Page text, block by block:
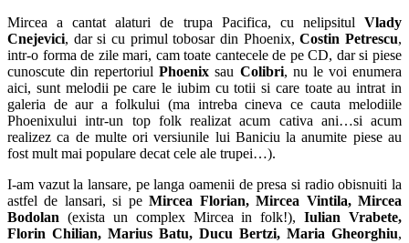
Mircea a cantat alaturi de trupa Pacifica, cu nelipsitul Vlady
Cnejevici, dar si cu primul tobosar din Phoenix,Costin Petrescu,
intr-o forma de zile mari, cam toate cantecele de pe CD, dar si piese
cunoscute din repertoriulPhoenix sau Colibri, nu le voi enumera
aici, sunt melodii pe care le iubim cu totii si care toate au intrat in
galeria de aur a folkului (ma intreba cineva ce cauta melodiile
Phoenixului intr-un top folk realizat acum cativa ani…si acum
realizez ca de multe ori versiunile lui Baniciu la anumite piese au
fost mult mai populare decat cele ale trupei…).
I-am vazut la lansare, pe langa oamenii de presa si radio obisnuiti la
astfel de lansari, si peMircea Florian, Mircea Vintila, Mircea
Bodolan (exista un complex Mircea in folk!),Iulian Vrabete,
Florin Chilian, Marius Batu, Ducu Bertzi, Maria Gheorghiu,